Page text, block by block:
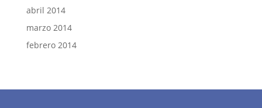
abril 2014
marzo 2014
febrero 2014